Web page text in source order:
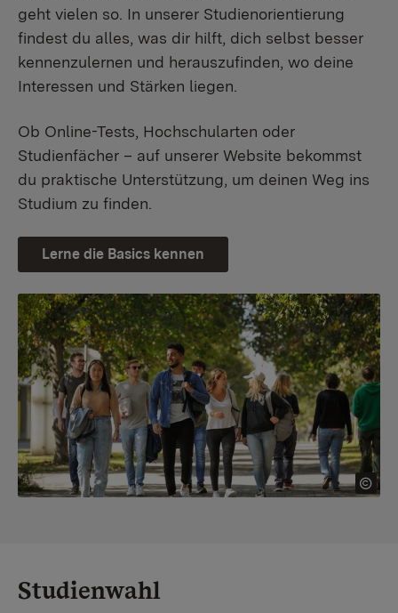
geht vielen so. In unserer Studienorientierung
findest du alles, was dir hilft, dich selbst besser
kennenzulernen und herauszufinden, wo deine
Interessen und Stärken liegen.
Ob Online-Tests, Hochschularten oder
Studienfächer – auf unserer Website bekommst
du praktische Unterstützung, um deinen Weg ins
Studium zu finden.
Lerne die Basics kennen
Studienwahl